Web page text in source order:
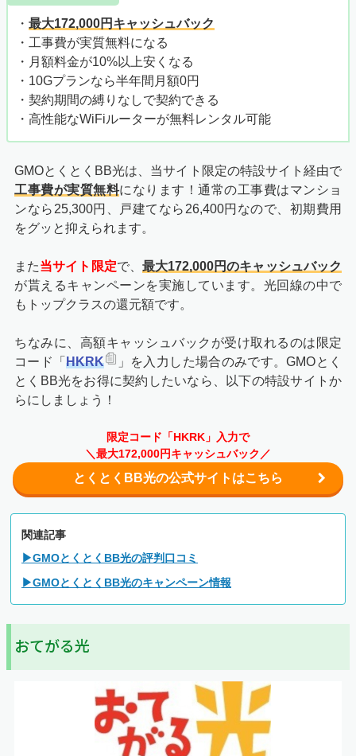
・ 最大172,000円キャッシュバック
・工事費が実質無料になる
・月額料金が10%以上安くなる
・10Gプランなら半年間月額0円
・契約期間の縛りなしで契約できる
・高性能なWiFiルーターが無料レンタル可能
GMOとくとくBB光は、当サイト限定の特設サイト経由で
工事費が実質無料になります！通常の工事費はマンショ
ンなら25,300円、戸建てなら26,400円なので、初期費用
をグッと抑えられます。
また当サイト限定で、 最大172,000円のキャッシュバック
が貰えるキャンペーンを実施しています。光回線の中で
もトップクラスの還元額です。
ちなみに、高額キャッシュバックが受け取れるのは限定
コード「HKRK
」を入力した場合のみです。GMOとく
とくBB光をお得に契約したいなら、以下の特設サイトか
らにしましょう！
限定コード「HKRK」入力で
＼最大172,000円キャッシュバック／
とくとくBB光の公式サイトはこちら
関連記事
▶GMOとくとくBB光の評判口コミ
▶GMOとくとくBB光のキャンペーン情報
おてがる光